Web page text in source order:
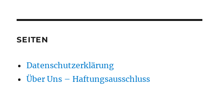
SEITEN
Datenschutzerklärung
Über Uns – Haftungsausschluss